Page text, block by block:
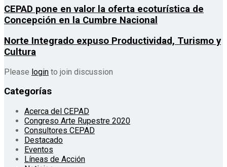
CEPAD pone en valor la oferta ecoturística de
Concepción en la Cumbre Nacional
Norte Integrado expuso Productividad, Turismo y
Cultura
Please login to join discussion
Categorías
Acerca del CEPAD
Congreso Arte Rupestre 2020
Consultores CEPAD
Destacado
Eventos
Líneas de Acción